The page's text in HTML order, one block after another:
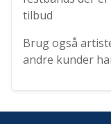
tilbud
Brug også
andre kunder